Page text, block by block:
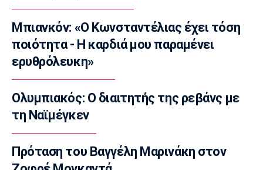
17:30
Βόλεϊ Ευρώπη
Φιλική ήττα της Εθνικής γυναικών από την
Ιταλία
17:15
Ιστιοπλοΐα: Αναβλήθηκαν οι χθεσινές
κούρσες στο Παγκόσμιο ILCA4 Youth λόγω
του πολύ δυνατού αέρα
17:00
Super League 1
Μπιανκόν: «Ο Κωνσταντέλιας έχει τόση
ποιότητα - Η καρδιά μου παραμένει
ερυθρόλευκη»
Ολυμπιακός: Ο διαιτητής της ρεβάνς με
τη Ναϊμέγκεν
Πρόταση του Βαγγέλη Μαρινάκη στον